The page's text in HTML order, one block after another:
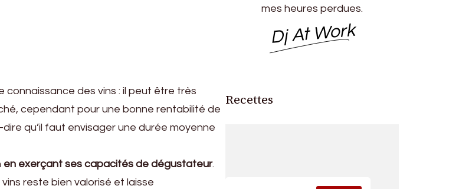
connaissance des vins : il peut être très
cependant pour une bonne rentabilité de
dire qu’il faut envisager une durée moyenne
en exerçant ses capacités de dégustateur.
reste bien valorisé et laisse
mes heures perdues.
Dj At Work
Recettes